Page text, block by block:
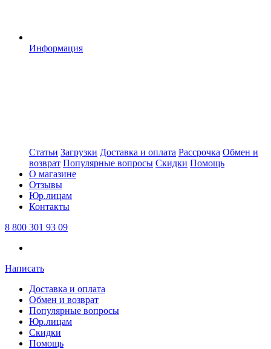
Информация
Статьи Загрузки Доставка и оплата Рассрочка Обмен и
возврат Популярные вопросы Скидки Помощь
О магазине
Отзывы
Юр.лицам
Контакты
8 800 301 93 09
Написать
Доставка и оплата
Обмен и возврат
Популярные вопросы
Юр.лицам
Скидки
Помощь